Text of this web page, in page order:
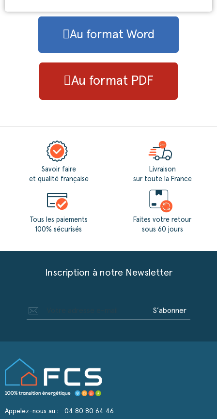
Au format Word
Au format PDF
Savoir faire
et qualité française
Tous les paiements
100% sécurisés
Livraison
sur toute la France
Faites votre retour
sous 60 jours
Inscription à notre Newsletter
S’abonner
Appelez-nous au : 04 80 80 64 46